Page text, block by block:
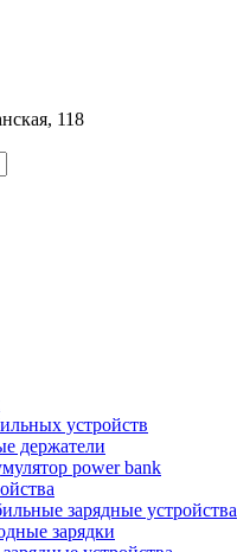
118
устройств
держатели
power bank
зарядные устройства
зарядки